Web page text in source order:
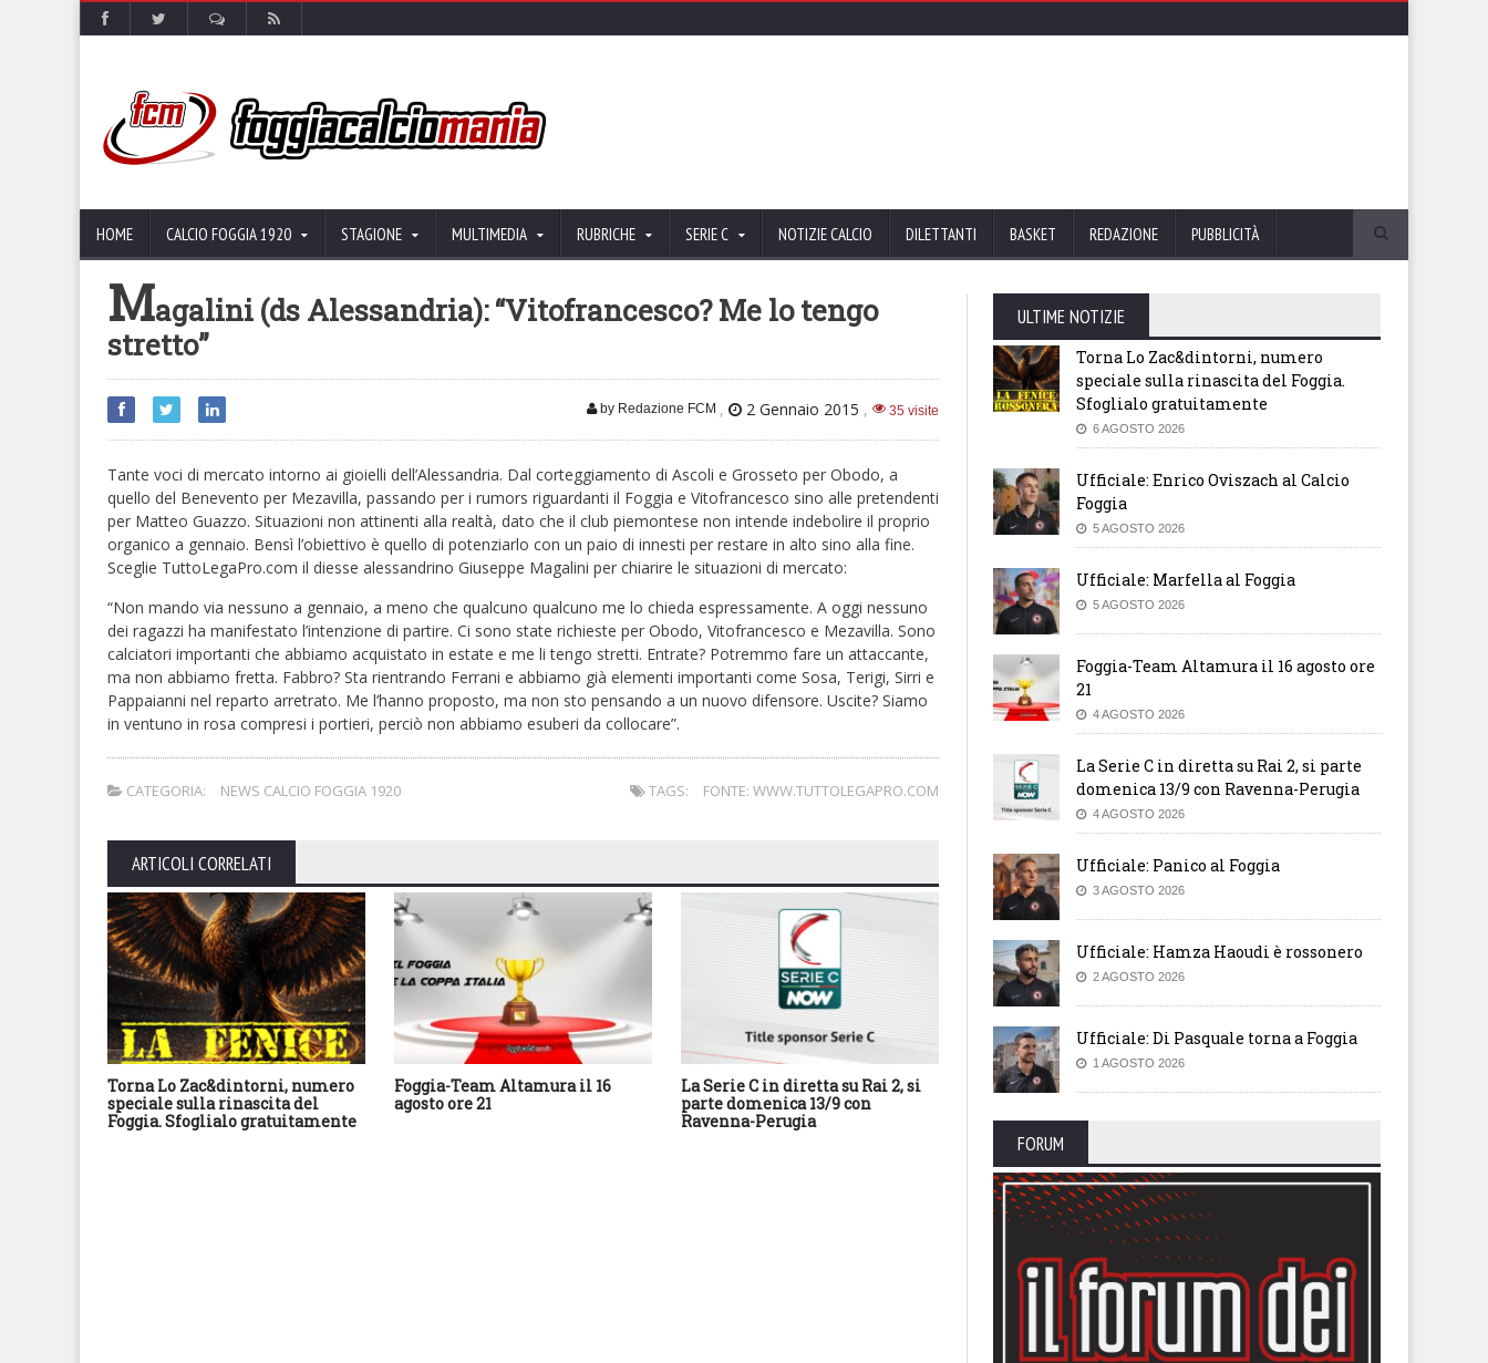
HOME CALCIO FOGGIA 1920 STAGIONE MULTIMEDIA RUBRICHE SERIE C NOTIZIE CALCIO DILETTANTI BASKET REDAZIONE PUBBLICITÀ
Magalini (ds Alessandria): “Vitofrancesco? Me lo tengo
stretto”
by Redazione FCM , 2 Gennaio 2015 , 35 visite
Tante voci di mercato intorno ai gioielli dell’Alessandria. Dal corteggiamento di Ascoli e Grosseto per Obodo, a
quello del Benevento per Mezavilla, passando per i rumors riguardanti il Foggia e Vitofrancesco sino alle pretendenti
per Matteo Guazzo. Situazioni non attinenti alla realtà, dato che il club piemontese non intende indebolire il proprio
organico a gennaio. Bensì l’obiettivo è quello di potenziarlo con un paio di innesti per restare in alto sino alla fine.
Sceglie TuttoLegaPro.com il diesse alessandrino Giuseppe Magalini per chiarire le situazioni di mercato:
“Non mando via nessuno a gennaio, a meno che qualcuno qualcuno me lo chieda espressamente. A oggi nessuno
dei ragazzi ha manifestato l’intenzione di partire. Ci sono state richieste per Obodo, Vitofrancesco e Mezavilla. Sono
calciatori importanti che abbiamo acquistato in estate e me li tengo stretti. Entrate? Potremmo fare un attaccante,
ma non abbiamo fretta. Fabbro? Sta rientrando Ferrani e abbiamo già elementi importanti come Sosa, Terigi, Sirri e
Pappaianni nel reparto arretrato. Me l’hanno proposto, ma non sto pensando a un nuovo difensore. Uscite? Siamo
in ventuno in rosa compresi i portieri, perciò non abbiamo esuberi da collocare”.
CATEGORIA: NEWS CALCIO FOGGIA 1920 TAGS: FONTE: WWW.TUTTOLEGAPRO.COM
ARTICOLI CORRELATI
Torna Lo Zac&dintorni, numero
speciale sulla rinascita del
Foggia. Sfoglialo gratuitamente
Foggia-Team Altamura il 16
agosto ore 21
La Serie C in diretta su Rai 2, si
parte domenica 13/9 con
Ravenna-Perugia
Calendario, sfida con la
deserto. A rischio anche il derby
con il Cerignola
ULTIME NOTIZIE
Torna Lo Zac&dintorni, numero
speciale sulla rinascita del Foggia.
Sfoglialo gratuitamente
6 AGOSTO 2026
Ufficiale: Enrico Oviszach al Calcio
Foggia
5 AGOSTO 2026
Ufficiale: Marfella al Foggia
5 AGOSTO 2026
Foggia-Team Altamura il 16 agosto ore
21
4 AGOSTO 2026
La Serie C in diretta su Rai 2, si parte
domenica 13/9 con Ravenna-Perugia
4 AGOSTO 2026
Ufficiale: Panico al Foggia
3 AGOSTO 2026
Ufficiale: Hamza Haoudi è rossonero
2 AGOSTO 2026
Ufficiale: Di Pasquale torna a Foggia
1 AGOSTO 2026
FORUM